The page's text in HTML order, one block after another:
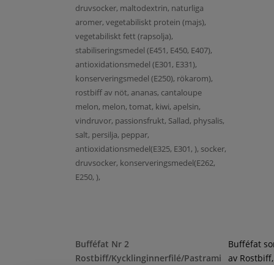
druvsocker, maltodextrin, naturliga
aromer, vegetabiliskt protein (majs),
vegetabiliskt fett (rapsolja),
stabiliseringsmedel (E451, E450, E407),
antioxidationsmedel (E301, E331),
konserveringsmedel (E250), rökarom),
rostbiff av nöt, ananas, cantaloupe
melon, melon, tomat, kiwi, apelsin,
vindruvor, passionsfrukt, Sallad, physalis,
salt, persilja, peppar,
antioxidationsmedel(E325, E301, ), socker,
druvsocker, konserveringsmedel(E262,
E250, ),
Bufféfat Nr 2
Rostbiff/Kycklinginnerfilé/Pastrami
Bufféfat
av